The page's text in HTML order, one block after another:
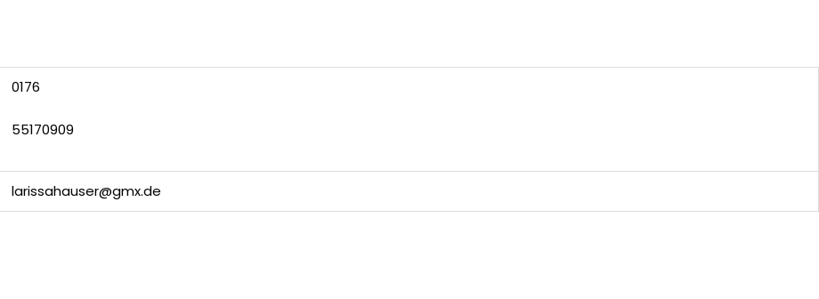
0176
55170909
larissahauser@gmx.de